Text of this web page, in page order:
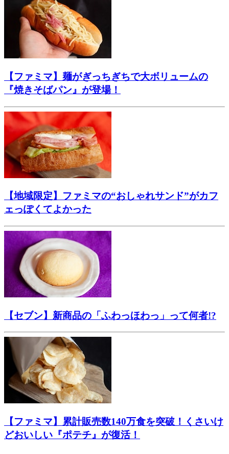
【ファミマ】麺がぎっちぎちで大ボリュームの
『焼きそばパン』が登場！
【地域限定】ファミマの“おしゃれサンド”がカフ
ェっぽくてよかった
【セブン】新商品の「ふわっほわっ」って何者!?
【ファミマ】累計販売数140万食を突破！くさいけ
どおいしい『ポテチ』が復活！